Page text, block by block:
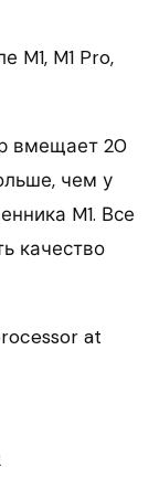
M1, M1 Pro,
вмещает 20
чем у
M1. Все
качество
at